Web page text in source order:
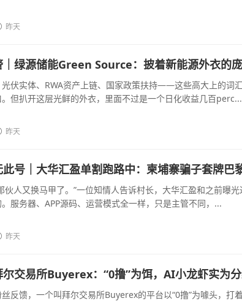
昨天
｜绿源储能Green Source：披着新能源外衣的
伏实体、RWA资产上链、国家政策扶持——这些高大上的词
但扒开这层光鲜的外衣，里面不过是一个日化收益几百perc...
昨天
此号｜大华汇盈单割跑路中：柬埔寨骗子套牌巴
伙人又换马甲了。”一位知情人告诉村长，大华汇盈和之前曝
服务器、APP源码、运营模式全一样，只是主管不同，...
昨天
交易所Buyerex：“0撸”为饵，AI小龙虾实为
反馈，一个叫拜尔交易所Buyerex的平台以“0撸”为噱头，打